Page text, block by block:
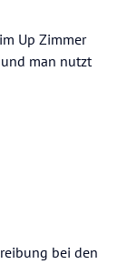
Up Zimmer
man nutzt
bei den